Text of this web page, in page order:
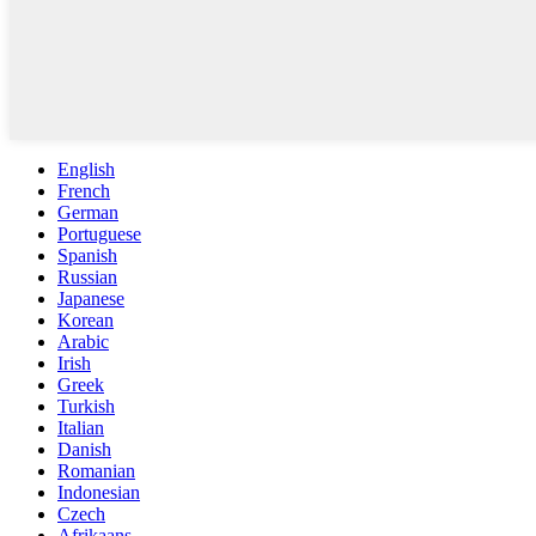
English
French
German
Portuguese
Spanish
Russian
Japanese
Korean
Arabic
Irish
Greek
Turkish
Italian
Danish
Romanian
Indonesian
Czech